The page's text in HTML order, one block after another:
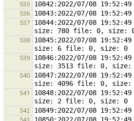
535
536
537
10844:2022/07/08
538
10845:2022/07/08
539
10846:2022/07/08
540
10847:2022/07/08
541
10848:2022/07/08
542